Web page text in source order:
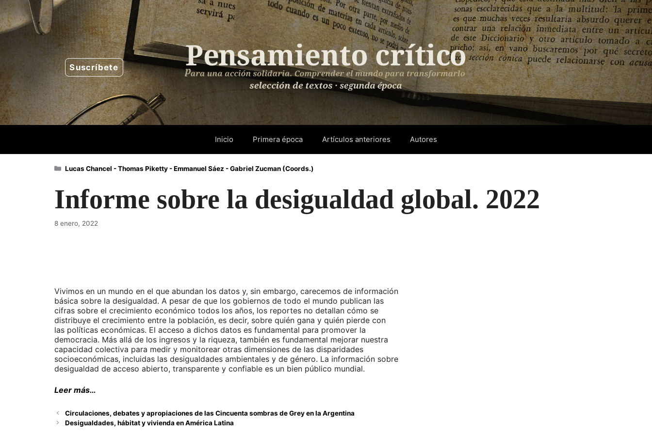
Saltar
al
contenido
Suscríbete
Inicio Primera época Artículos anteriores Autores
Informe sobre la desigualdad global. 2022
8 enero, 2022
Vivimos en un mundo en el que abundan los datos y, sin embargo, carecemos de información
básica sobre la desigualdad. A pesar de que los gobiernos de todo el mundo publican las
cifras sobre el crecimiento económico todos los años, los reportes no detallan cómo se
distribuye el crecimiento entre la población, es decir, sobre quién gana y quién pierde con
las políticas económicas. El acceso a dichos datos es fundamental para promover la
democracia. Más allá de los ingresos y la riqueza, también es fundamental mejorar nuestra
capacidad colectiva para medir y monitorear otras dimensiones de las disparidades
socioeconómicas, incluidas las desigualdades ambientales y de género. La información sobre
desigualdad de acceso abierto, transparente y confiable es un bien público mundial.
Leer más…
Categorías
Lucas Chancel - Thomas Piketty - Emmanuel Sáez - Gabriel Zucman (Coords.)
Circulaciones, debates y apropiaciones de las Cincuenta sombras de Grey en la Argentina
Desigualdades, hábitat y vivienda en América Latina